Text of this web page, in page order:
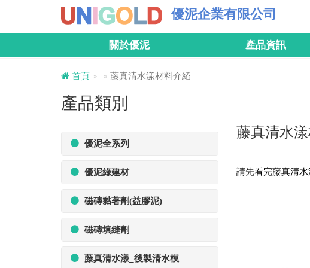
優泥企業有限公司
關於優泥 產品資訊
首頁 藤真清水漾材料介紹
藤真清水
請先看完藤真清
產品類別
優泥全系列
優泥綠建材
磁磚黏著劑(益膠泥)
磁磚填縫劑
藤真清水漾_後製清水模